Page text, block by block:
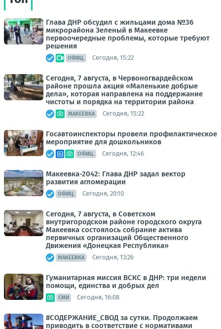
Глава ДНР обсудил с жильцами дома №36
микрорайона Зеленый в Макеевке
первоочередные проблемы, которые требуют
решения
ОФИЦ. Сегодня, 15:22
Сегодня, 7 августа, в Червоногвардейском
районе прошла акция «Маленькие добрые
дела», которая направлена на поддержание
чистоты и порядка на территории района
МАКЕЕВКА Сегодня, 15:22
Госавтоинспекторы провели профилактическое
мероприятие для дошкольников
ОФИЦ. Сегодня, 12:46
Макеевка-2042: Глава ДНР задал вектор
развития агломерации
ОФИЦ. Сегодня, 20:10
Сегодня, 7 августа, в Советском
внутригородском районе городского округа
Макеевка состоялось собрание актива
первичных организаций Общественного
Движения «Донецкая Республика»
МАКЕЕВКА Сегодня, 13:26
Гуманитарная миссия ВСКС в ДНР: три недели
помощи, единства и добрых дел
СМИ Сегодня, 16:08
#СОДЕРЖАНИЕ_СВОД за сутки. Продолжаем
приводить в соответствие с нормативами